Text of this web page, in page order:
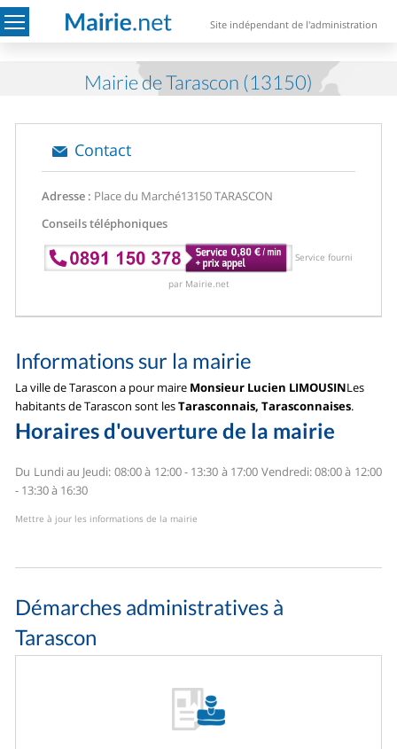
Site indépendant de l'administration
Mairie de Tarascon (13150)
Contact
Adresse : Place du Marché13150 TARASCON
Conseils téléphoniques
Service fourni
par Mairie.net
Informations sur la mairie
La ville de Tarascon a pour maire Monsieur Lucien LIMOUSINLes
habitants de Tarascon sont lesTarasconnais, Tarasconnaises.
Horaires d'ouverture de la mairie
Du Lundi au Jeudi: 08:00 à 12:00 - 13:30 à 17:00 Vendredi: 08:00 à 12:00
- 13:30 à 16:30
Mettre à jour les informations de la mairie
Démarches administratives à
Tarascon